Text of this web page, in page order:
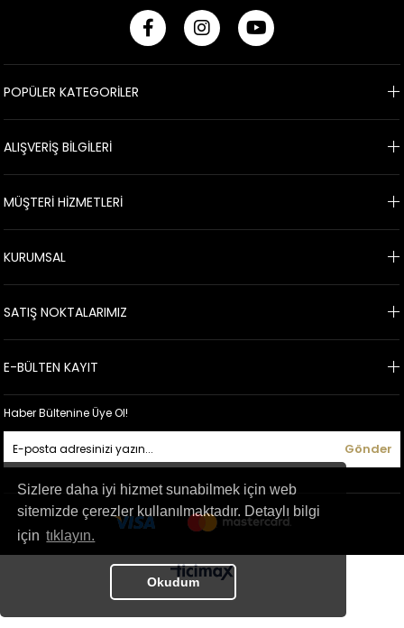
Sizlere daha iyi hizmet sunabilmek için web
sitemizde çerezler kullanılmaktadır. Detaylı bilgi
için tıklayın.
Okudum
POPÜLER KATEGORİLER
ALIŞVERİŞ BİLGİLERİ
MÜŞTERİ HİZMETLERİ
KURUMSAL
SATIŞ NOKTALARIMIZ
E-BÜLTEN KAYIT
Haber Bültenine Üye Ol!
Gönder